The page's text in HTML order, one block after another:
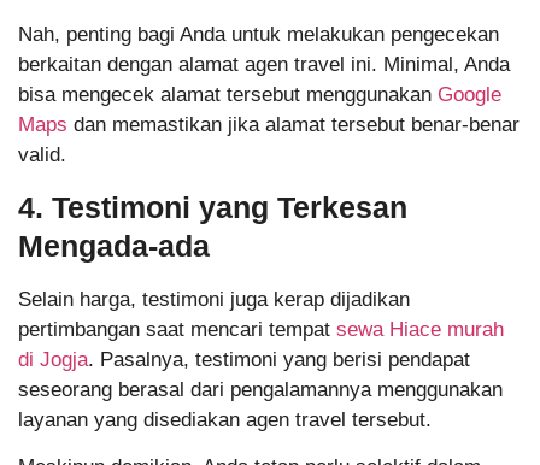
Nah, penting bagi Anda untuk melakukan pengecekan
berkaitan dengan alamat agen travel ini. Minimal, Anda
bisa mengecek alamat tersebut menggunakan Google
Maps dan memastikan jika alamat tersebut benar-benar
valid.
4. Testimoni yang Terkesan
Mengada-ada
Selain harga, testimoni juga kerap dijadikan
pertimbangan saat mencari tempat sewa Hiace murah
di Jogja. Pasalnya, testimoni yang berisi pendapat
seseorang berasal dari pengalamannya menggunakan
layanan yang disediakan agen travel tersebut.